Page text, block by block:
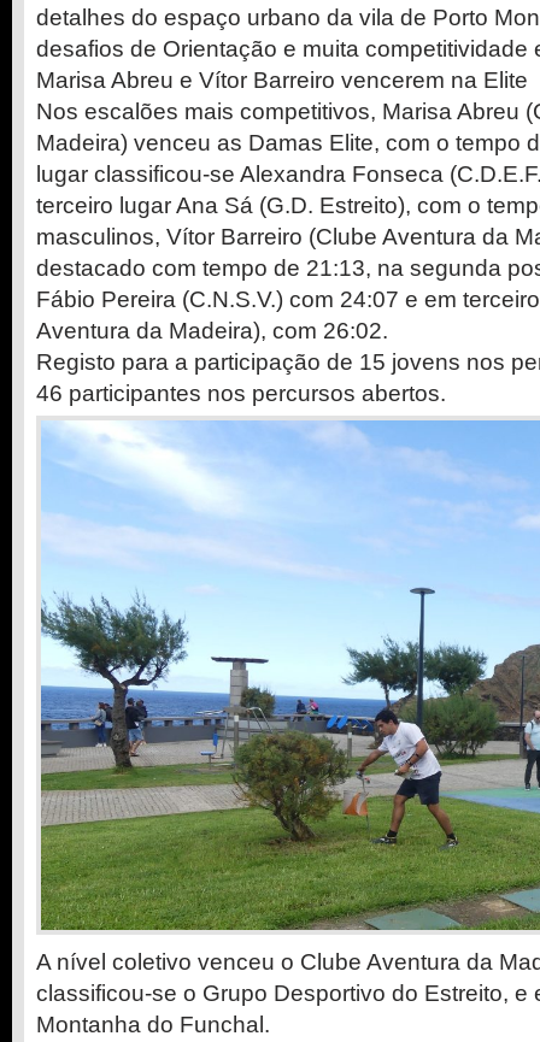
detalhes do espaço urbano da vila de Porto
desafios de Orientação e muita competitividade
Marisa Abreu e Vítor Barreiro vencerem na Elite
Nos escalões mais competitivos, Marisa Abreu
Madeira) venceu as Damas Elite, com o tempo
lugar classificou-se Alexandra Fonseca
terceiro lugar Ana Sá (G.D. Estreito), com o
masculinos, Vítor Barreiro (Clube Aventura da
destacado com tempo de 21:13, na segunda
Fábio Pereira (C.N.S.V.) com 24:07 e em
Aventura da Madeira), com 26:02.
Registo para a participação de 15 jovens nos
46 participantes nos percursos abertos.
A nível coletivo venceu o Clube Aventura da
classificou-se o Grupo Desportivo do Estreito, e
Montanha do Funchal.